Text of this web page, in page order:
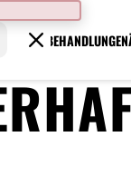
BEHANDLUNGEN